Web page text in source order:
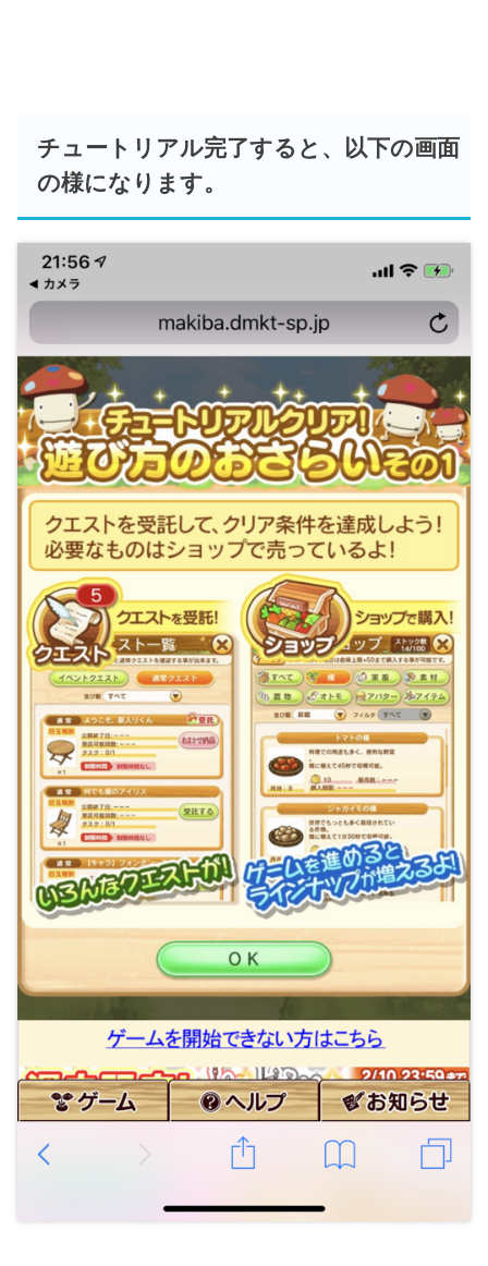
チュートリアル完了すると、以下の画面
の様になります。